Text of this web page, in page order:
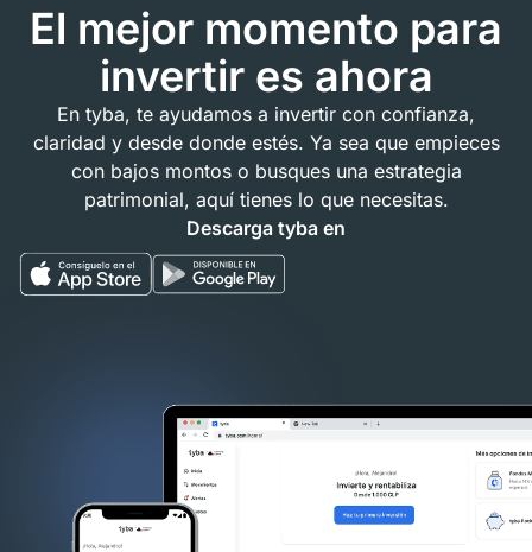
El mejor momento para
invertir es ahora
En tyba, te ayudamos a invertir con confianza,
claridad y desde donde estés. Ya sea que empieces
con bajos montos o busques una estrategia
patrimonial, aquí tienes lo que necesitas.
Descarga tyba en